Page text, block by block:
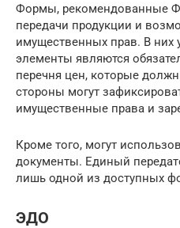
Формы, рекомендованные
передачи продукции и
имущественных прав. В них
элементы являются
перечня цен, которые
стороны могут
имущественные права и
Кроме того, могут
документы. Единый
лишь одной из доступных
ЭДО